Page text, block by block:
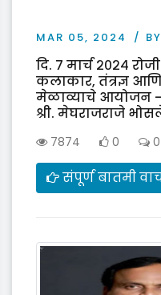
MAR 05, 2024
दि. ७ मार्च २०२४
कलाकार, तंत्रज्ञ आणि
मेळाव्याचे आयोजन -
श्री. मेघराजराजे
7874 0 0
संपूर्ण बातमी